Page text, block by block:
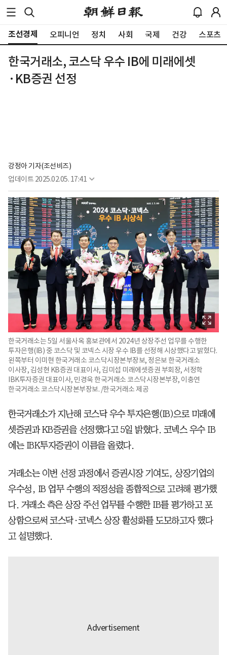
조선경제 오피니언 정치 사회 국제 건강 스포츠
한국거래소, 코스닥 우수 IB에 미래에셋
·KB증권 선정
강정아 기자(조선비즈)
업데이트 2025.02.05. 17:41
한국거래소는 5일 서울사옥 홍보관에서 2024년 상장주선 업무를 수행한
투자은행(IB) 중 코스닥 및 코넥스 시장 우수 IB를 선정해 시상했다고 밝혔다.
왼쪽부터 이미현 한국거래소 코스닥시장본부장보, 정은보 한국거래소
이사장, 김성현 KB증권 대표이사, 김미섭 미래에셋증권 부회장, 서정학
IBK투자증권 대표이사, 민경욱 한국거래소 코스닥시장본부장, 이충연
한국거래소 코스닥시장본부장보. /한국거래소 제공
한국거래소가 지난해 코스닥 우수 투자은행(IB)으로 미래에
셋증권과 KB증권을 선정했다고 5일 밝혔다. 코넥스 우수 IB
에는 IBK투자증권이 이름을 올렸다.
거래소는 이번 선정 과정에서 증권시장 기여도, 상장기업의
우수성, IB 업무 수행의 적정성을 종합적으로 고려해 평가했
다. 거래소 측은 상장 주선 업무를 수행한 IB를 평가하고 포
상함으로써 코스닥·코넥스 상장 활성화를 도모하고자 했다
고 설명했다.